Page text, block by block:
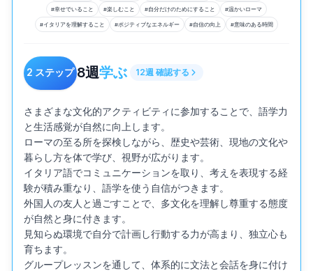
#幸せでいること #楽しむこと #自分だけのためにすること #温かいローマ
#イタリアを理解すること #ポジティブなエネルギー #自信の向上 #意味のある時間
2 ステップ 8週学ぶ 12週 確認する
さまざまな文化的アクティビティに参加することで、語学力
と生活感覚が自然に向上します。
ローマの至る所を探検しながら、歴史や芸術、現地の文化や
暮らし方を体で学び、視野が広がります。
イタリア語でコミュニケーションを取り、考えを表現する経
験が積み重なり、語学を使う自信がつきます。
外国人の友人と過ごすことで、多文化を理解し尊重する態度
が自然と身に付きます。
見知らぬ環境で自分で計画し行動する力が高まり、独立心も
育ちます。
グループレッスンを通して、体系的に文法と会話を身に付け